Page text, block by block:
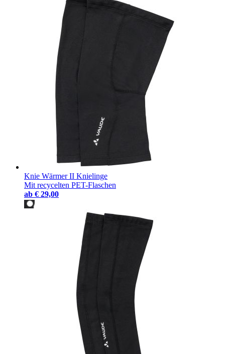
Knie Wärmer II Knielinge
Mit recycelten PET-Flaschen
ab € 29,00